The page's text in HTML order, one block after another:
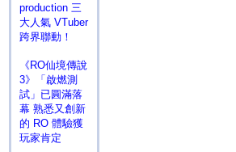
production 三
大人氣 VTuber
跨界聯動！
《RO仙境傳說
3》「啟燃測
試」已圓滿落
幕 熟悉又創新
的 RO 體驗獲
玩家肯定